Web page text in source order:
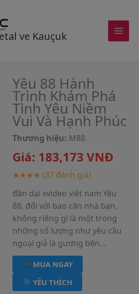
ve Kauçuk
Yêu 88 Hành
Trình Khám Phá
Tình Yêu Niềm
Vui Và Hạnh Phúc
Thương hiệu: M88
Giá: 183,173 VNĐ
★★★★ (37 đánh giá)
đần dại xvideo viêt nam Yêu
88, đối với bao căn nhà bạn,
không riêng gì là một trong
những số lượng như yêu cầu
ngoại giả là gương bên...
MUA NGAY
YÊU THÍCH